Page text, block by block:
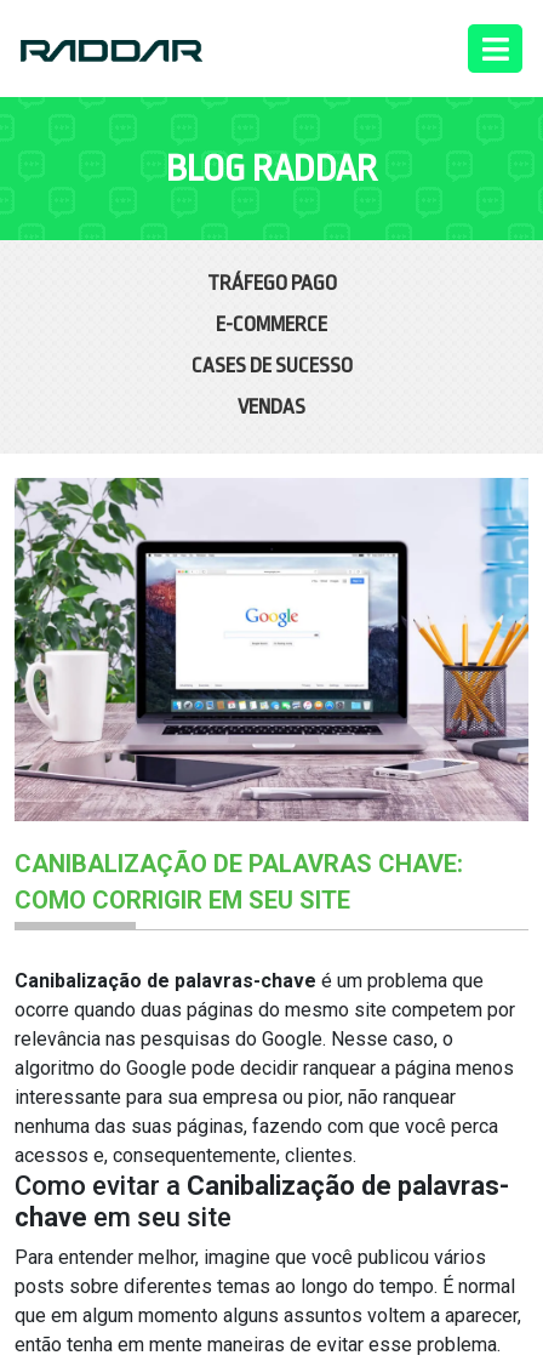
BLOG RADDAR
TRÁFEGO PAGO
E-COMMERCE
CASES DE SUCESSO
VENDAS
CANIBALIZAÇÃO DE PALAVRAS CHAVE:
COMO CORRIGIR EM SEU SITE
Canibalização de palavras-chave é um problema que
ocorre quando duas páginas do mesmo site competem por
relevância nas pesquisas do Google. Nesse caso, o
algoritmo do Google pode decidir ranquear a página menos
interessante para sua empresa ou pior, não ranquear
nenhuma das suas páginas, fazendo com que você perca
acessos e, consequentemente, clientes.
Como evitar a Canibalização de palavras-
chave em seu site
Para entender melhor, imagine que você publicou vários
posts sobre diferentes temas ao longo do tempo. É normal
que em algum momento alguns assuntos voltem a aparecer,
então tenha em mente maneiras de evitar esse problema.